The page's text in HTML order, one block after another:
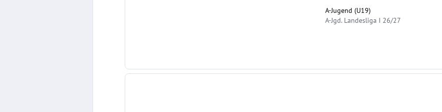
A-Jugend (U19)
A-Jgd. Landesliga I 26/27